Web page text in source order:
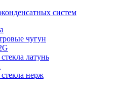
систем
чугун
латунь
нерж